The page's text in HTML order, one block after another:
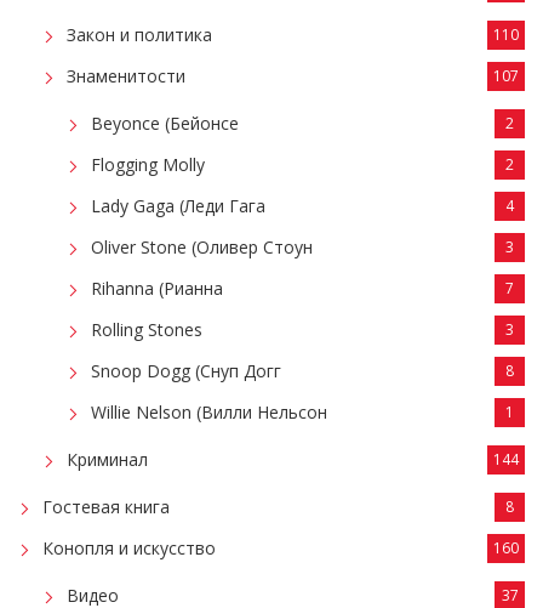
Закон и политика 110
Знаменитости 107
Beyonce (Бейонсе 2
Flogging Molly 2
Lady Gaga (Леди Гага 4
Oliver Stone (Оливер Стоун 3
Rihanna (Рианна 7
Rolling Stones 3
Snoop Dogg (Снуп Догг 8
Willie Nelson (Вилли Нельсон 1
Криминал 144
Гостевая книга 8
Конопля и искусство 160
Видео 37